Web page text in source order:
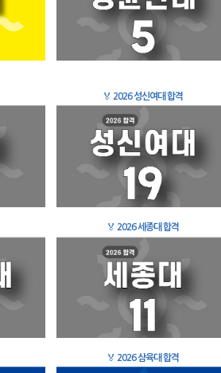
🏅 2026 성신여대 합격
🏅 2026 세종대 합격
🏅 2026 삼육대 합격